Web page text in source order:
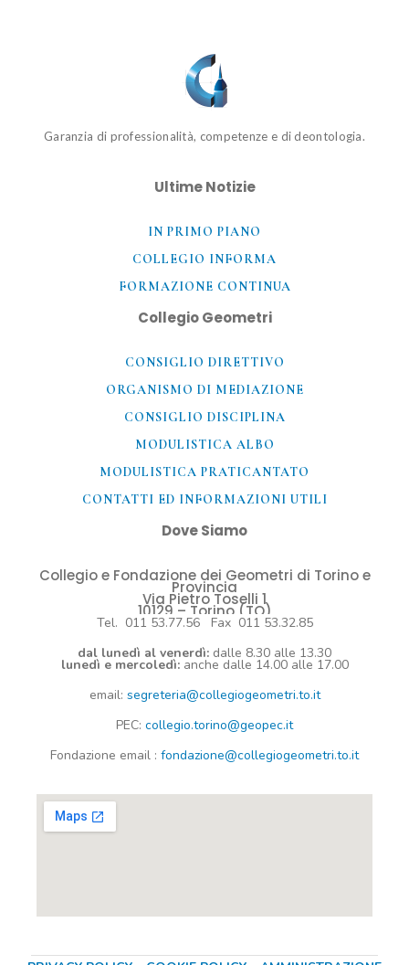
Garanzia di professionalità, competenze e di deontologia.
Ultime Notizie
IN PRIMO PIANO
COLLEGIO INFORMA
FORMAZIONE CONTINUA
Collegio Geometri
CONSIGLIO DIRETTIVO
ORGANISMO DI MEDIAZIONE
CONSIGLIO DISCIPLINA
MODULISTICA ALBO
MODULISTICA PRATICANTATO
CONTATTI ED INFORMAZIONI UTILI​
Dove Siamo
Collegio e Fondazione dei Geometri di Torino e
Provincia
Via Pietro Toselli 1
10129 – Torino (TO)
Tel. 011 53.77.56 Fax 011 53.32.85
dal lunedì al venerdì: dalle 8.30 alle 13.30
lunedì e mercoledì: anche dalle 14.00 alle 17.00
email: segreteria@collegiogeometri.to.it
PEC: collegio.torino@geopec.it
Fondazione email : fondazione@collegiogeometri.to.it